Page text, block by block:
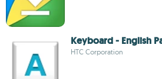
Keyboard - English
HTC Corporation